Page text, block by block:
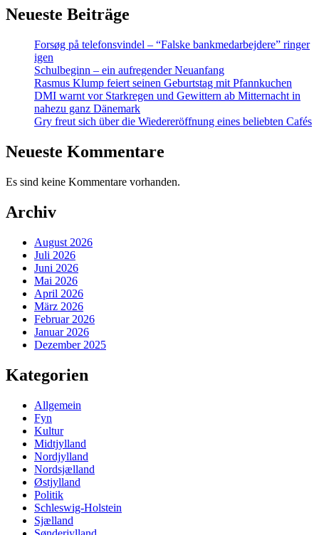
Neueste Beiträge
Forsøg på telefonsvindel – “Falske bankmedarbejdere” ringer
igen
Schulbeginn – ein aufregender Neuanfang
Rasmus Klump feiert seinen Geburtstag mit Pfannkuchen
DMI warnt vor Starkregen und Gewittern ab Mitternacht in
nahezu ganz Dänemark
Gry freut sich über die Wiedereröffnung eines beliebten Cafés
Neueste Kommentare
Es sind keine Kommentare vorhanden.
Archiv
August 2026
Juli 2026
Juni 2026
Mai 2026
April 2026
März 2026
Februar 2026
Januar 2026
Dezember 2025
Kategorien
Allgemein
Fyn
Kultur
Midtjylland
Nordjylland
Nordsjælland
Østjylland
Politik
Schleswig-Holstein
Sjælland